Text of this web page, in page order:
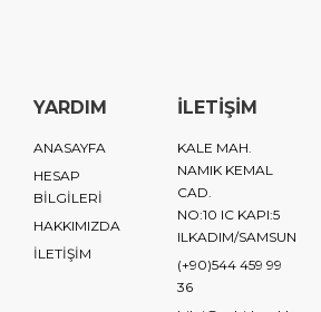
YARDIM
ANASAYFA
HESAP
BİLGİLERİ
HAKKIMIZDA
İLETİŞİM
İLETİŞİM
KALE MAH.
NAMIK KEMAL
CAD.
NO:10 IC KAPI:5
ILKADIM/SAMSUN
(+90)544 459 99
36